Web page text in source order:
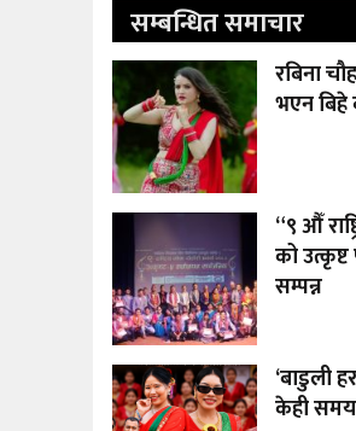
सम्बन्धित समाचार
रबिना
भएन बिहे
“९ औँ
को
सम्पन्न
‘बाडुली
केही